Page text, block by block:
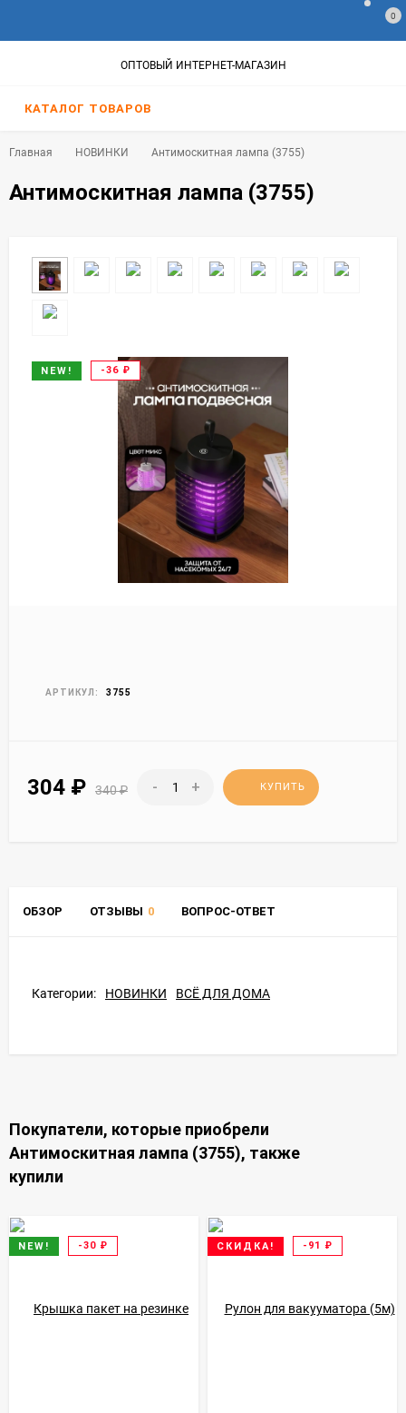
0
ОПТОВЫЙ ИНТЕРНЕТ-МАГАЗИН
КАТАЛОГ ТОВАРОВ
Главная НОВИНКИ Антимоскитная лампа (3755)
Антимоскитная лампа (3755)
NEW! -36 ₽
АРТИКУЛ: 3755
304 ₽ 340₽ - + КУПИТЬ
ОБЗОР ОТЗЫВЫ 0 ВОПРОС-ОТВЕТ
Категории: НОВИНКИ ВСЁ ДЛЯ ДОМА
Покупатели, которые приобрели
Антимоскитная лампа (3755), также
купили
NEW! -30 ₽ СКИДКА! -91 ₽